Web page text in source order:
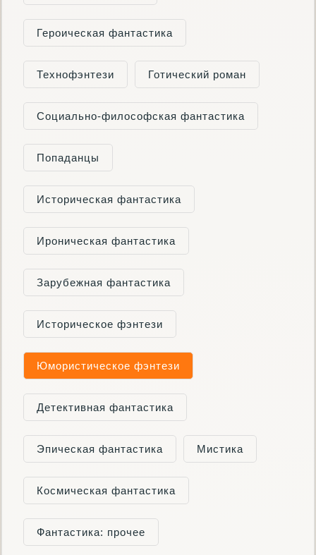
Героическая фантастика
Технофэнтези Готический роман
Социально-философская фантастика
Попаданцы
Историческая фантастика
Ироническая фантастика
Зарубежная фантастика
Историческое фэнтези
Юмористическое фэнтези
Детективная фантастика
Эпическая фантастика Мистика
Космическая фантастика
Фантастика: прочее